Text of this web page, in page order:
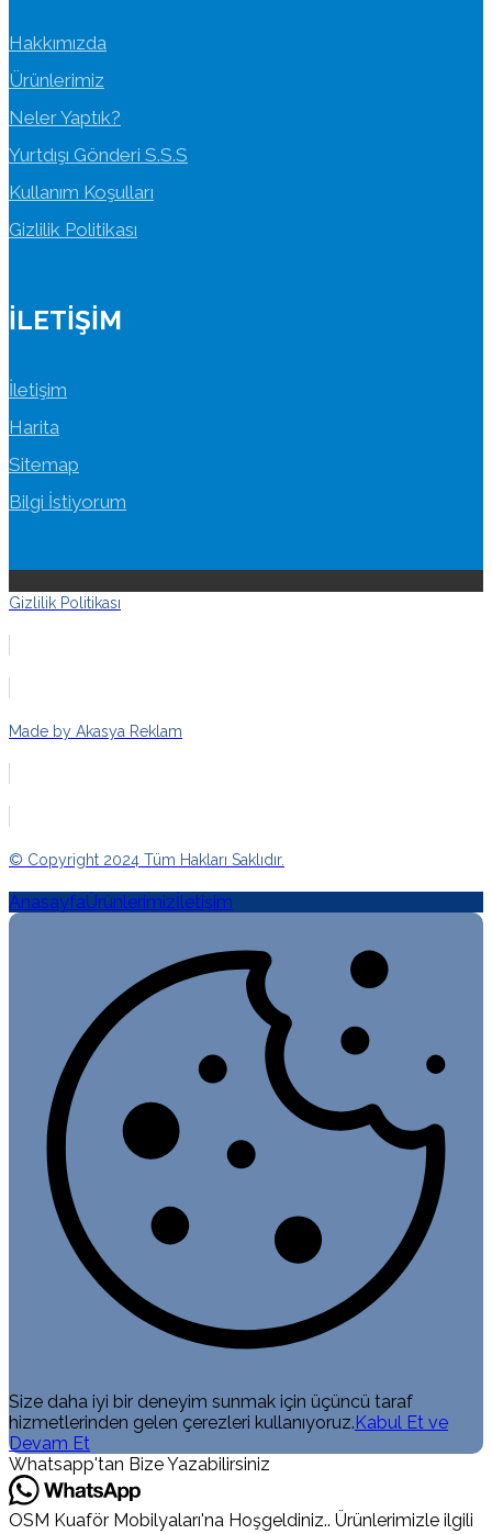
Hakkımızda
Ürünlerimiz
Neler Yaptık?
Yurtdışı Gönderi S.S.S
Kullanım Koşulları
Gizlilik Politikası
İLETIŞIM
İletişim
Harita
Sitemap
Bilgi İstiyorum
Gizlilik Politikası
Made by Akasya Reklam
© Copyright 2024 Tüm Hakları Saklıdır.
AnasayfaÜrünlerimizİletişim
Size daha iyi bir deneyim sunmak için üçüncü taraf
hizmetlerinden gelen çerezleri kullanıyoruz.Kabul Et ve
Devam Et
Whatsapp'tan Bize Yazabilirsiniz
OSM Kuaför Mobilyaları'na Hoşgeldiniz.. Ürünlerimizle ilgili